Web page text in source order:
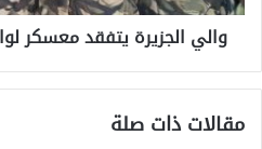
والي الجزيرة يتفقد معسكر
مقالات ذات صلة